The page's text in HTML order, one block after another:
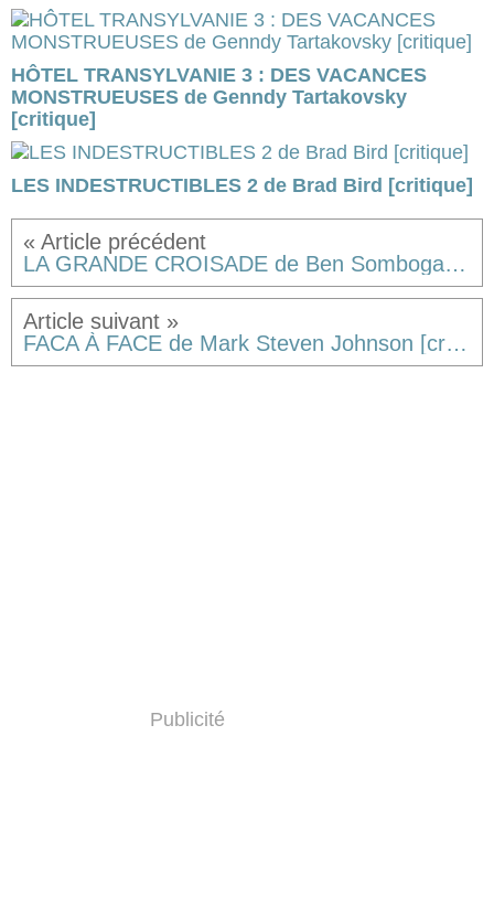
HÔTEL TRANSYLVANIE 3 : DES VACANCES
MONSTRUEUSES de Genndy Tartakovsky
[critique]
LES INDESTRUCTIBLES 2 de Brad Bird [critique]
LA GRANDE CROISADE de Ben Sombogaart [résumé & critique]
FACA À FACE de Mark Steven Johnson [critique]
Publicité